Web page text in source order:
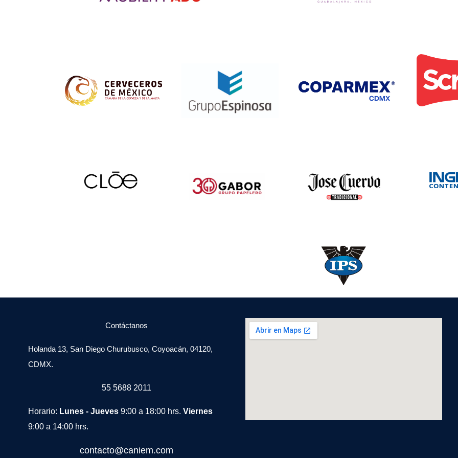
Contáctanos
Holanda 13, San Diego Churubusco, Coyoacán, 04120,
CDMX.
55 5688 2011
Horario: Lunes - Jueves 9:00 a 18:00 hrs. Viernes
9:00 a 14:00 hrs.
contacto@caniem.com